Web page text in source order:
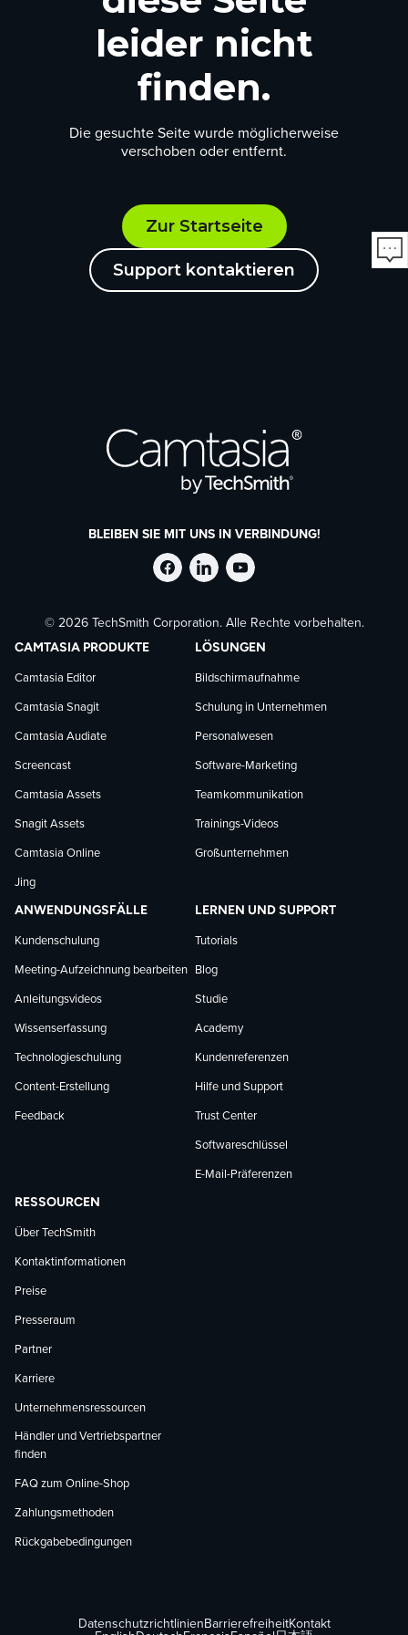
leider nicht
finden.
Die gesuchte Seite wurde möglicherweise
verschoben oder entfernt.
Zur Startseite
Support kontaktieren
BLEIBEN SIE MIT UNS IN VERBINDUNG!
TechSmith
auf
Facebook
folgen
TechSmith
auf
LinkedIn
folgen
TechSmith
auf
YouTube
folgen
© 2026 TechSmith Corporation. Alle Rechte vorbehalten.
CAMTASIA PRODUKTE
Camtasia Editor
Camtasia Snagit
Camtasia Audiate
Screencast
Camtasia Assets
Snagit Assets
Camtasia Online
Jing
LÖSUNGEN
Bildschirmaufnahme
Schulung in Unternehmen
Personalwesen
Software-Marketing
Teamkommunikation
Trainings-Videos
Großunternehmen
ANWENDUNGSFÄLLE
Kundenschulung
Meeting-Aufzeichnung bearbeiten
Anleitungsvideos
Wissenserfassung
Technologieschulung
Content-Erstellung
Feedback
LERNEN UND SUPPORT
Tutorials
Blog
Studie
Academy
Kundenreferenzen
Hilfe und Support
Trust Center
Softwareschlüssel
E-Mail-Präferenzen
RESSOURCEN
Über TechSmith
Kontaktinformationen
Preise
Presseraum
Partner
Karriere
Unternehmensressourcen
Händler und Vertriebspartner
finden
FAQ zum Online-Shop
Zahlungsmethoden
Rückgabebedingungen
Datenschutzrichtlinien BarrierefreiheitKontakt